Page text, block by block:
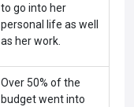
to go into her
personal life as well
as her work.
Over 50% of the
budget went into